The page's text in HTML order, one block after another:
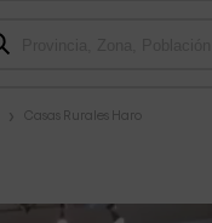
Casas Rurales Haro